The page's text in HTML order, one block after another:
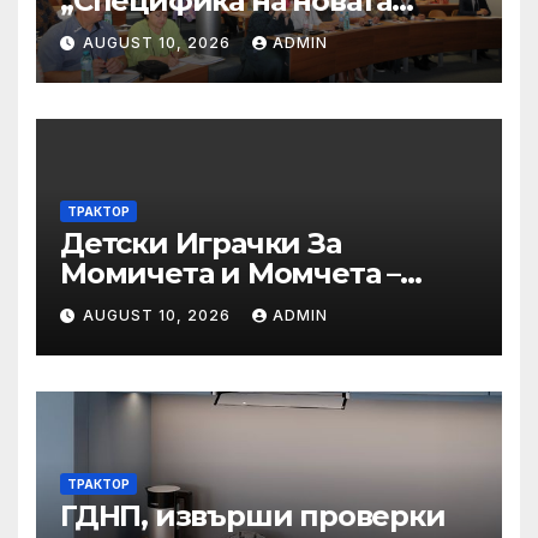
критериална система на
НАОА за програмна
акредитация на
професионално
– пресечни точки и
решения“
AUGUST 10, 2026 ADMIN
ТРАКТОР
Детски Играчки За
Момичета и Момчета –
Купи
AUGUST 10, 2026 ADMIN
ТРАКТОР
ГДНП, извърши проверки